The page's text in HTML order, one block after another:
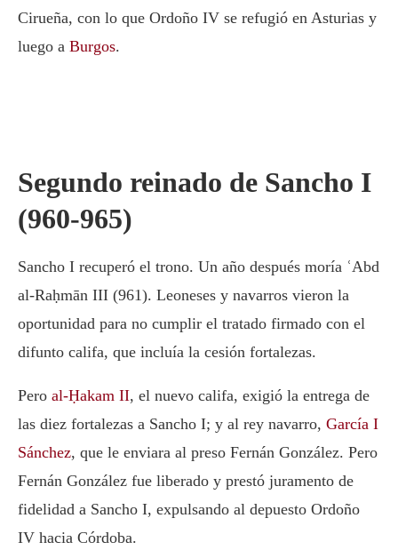
Cirueña, con lo que Ordoño IV se refugió en Asturias y
luego a Burgos.
Segundo reinado de Sancho I
(960-965)
Sancho I recuperó el trono. Un año después moría ʿAbd
al-Raḥmān III (961). Leoneses y navarros vieron la
oportunidad para no cumplir el tratado firmado con el
difunto califa, que incluía la cesión fortalezas.
Pero al-Ḥakam II, el nuevo califa, exigió la entrega de
las diez fortalezas a Sancho I; y al rey navarro, García I
Sánchez, que le enviara al preso Fernán González. Pero
Fernán González fue liberado y prestó juramento de
fidelidad a Sancho I, expulsando al depuesto Ordoño
IV hacia Córdoba.